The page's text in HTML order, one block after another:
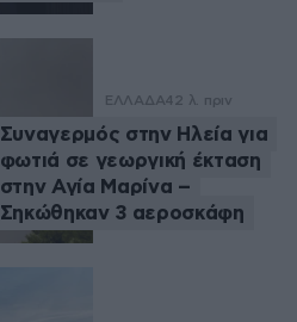
ΕΛΛΑΔΑ42 λ. πριν
Συναγερμός στην Ηλεία για
φωτιά σε γεωργική έκταση
στην Αγία Μαρίνα –
Σηκώθηκαν 3 αεροσκάφη